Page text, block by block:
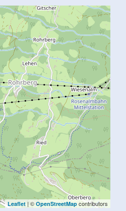
Leaflet | © OpenStreetMap contributors